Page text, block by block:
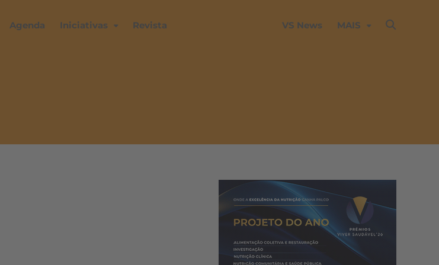
Agenda Iniciativas Revista VS News MAIS